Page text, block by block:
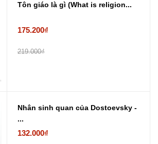
Tôn giáo là gì (What is religion...
175.200₫
219.000₫
Nhân sinh quan của Dostoevsky -
...
132.000₫